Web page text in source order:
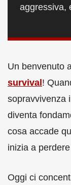
aggressiva,
Un benvenuto
survival!
sopravvivenza
diventa
cosa accade
inizia a
Oggi ci